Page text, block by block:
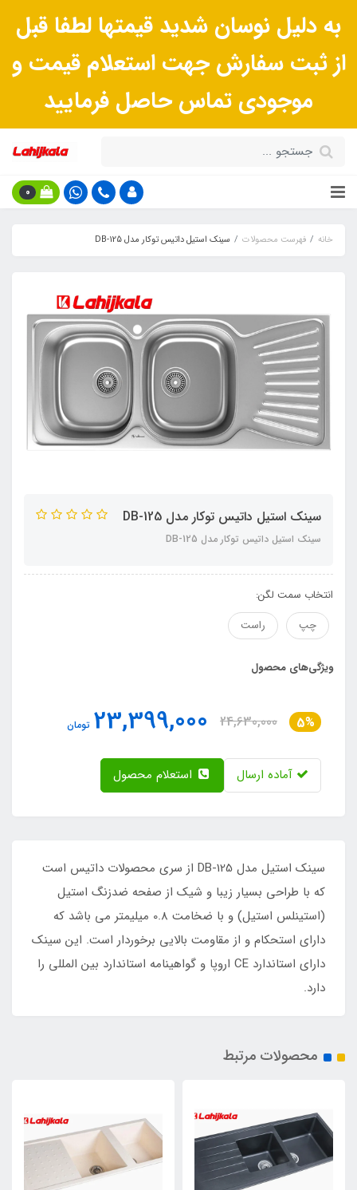
به دلیل نوسان شدید قیمتها لطفا قبل
از ثبت سفارش جهت استعلام قیمت و
موجودی تماس حاصل فرمایید
0
خانه فهرست محصولات سینک استیل داتیس توکار مدل DB-125
سینک استیل داتیس توکار مدل DB-125
سینک استیل داتیس توکار مدل DB-125
انتخاب سمت لگن:
چپ
راست
ویژگی‌های محصول
5%
24,630,000
23,399,000 تومان
آماده ارسال
سینک استیل مدل DB-125 از سری محصولات داتیس است
که با طراحی بسیار زیبا و شیک از صفحه ضدزنگ استیل
(استینلس استیل) و با ضخامت 0.8 میلیمتر می باشد که
دارای استحکام و از مقاومت بالایی برخوردار است. این سینک
دارای استاندارد CE اروپا و گواهینامه استاندارد بین المللی را
دارد.
محصولات مرتبط